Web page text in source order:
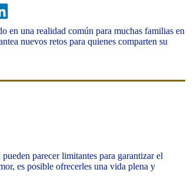
en una realidad común para muchas familias en
nuevos retos para quienes comparten su
parecer limitantes para garantizar el
es posible ofrecerles una vida plena y